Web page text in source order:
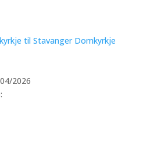
til Stavanger Domkyrkje
2026